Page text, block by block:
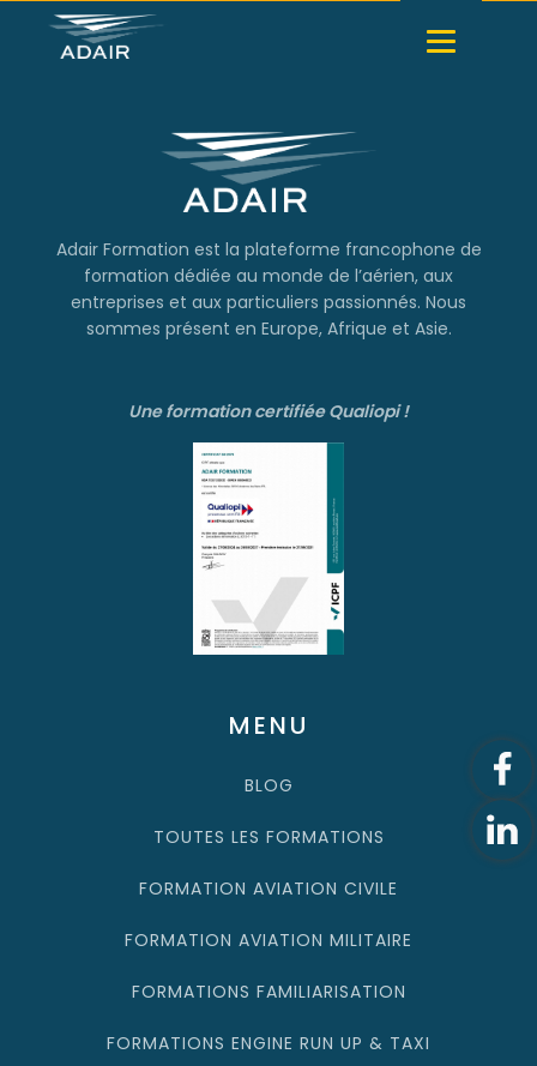
Adair Formation est la plateforme francophone de
formation dédiée au monde de l’aérien, aux
entreprises et aux particuliers passionnés. Nous
sommes présent en Europe, Afrique et Asie.
Une formation certifiée Qualiopi !
MENU
BLOG
TOUTES LES FORMATIONS
FORMATION AVIATION CIVILE
FORMATION AVIATION MILITAIRE
FORMATIONS FAMILIARISATION
FORMATIONS ENGINE RUN UP & TAXI